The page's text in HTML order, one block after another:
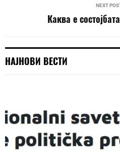
NEXT
Каква е
НАЈНОВИ ВЕСТИ